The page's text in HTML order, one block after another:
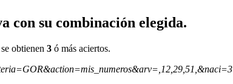
con su combinación elegida.
obtienen 3 ó más aciertos.